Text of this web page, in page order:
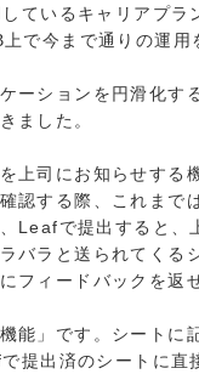
ているキャリアプラ
で今まで通りの運
ーションを円滑化す
ました。
上司にお知らせする
認する際、これまで
Leafで提出すると、
バラと送られてくる
フィードバックを返
能」です。シートに
提出済のシートに直